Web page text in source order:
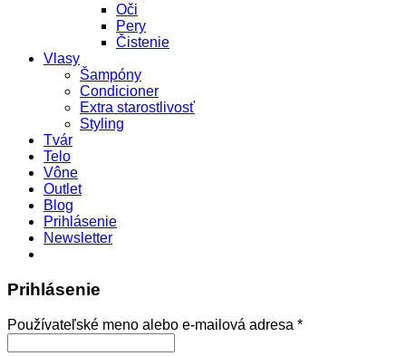
Oči
Pery
Čistenie
Vlasy
Šampóny
Condicioner
Extra starostlivosť
Styling
Tvár
Telo
Vône
Outlet
Blog
Prihlásenie
Newsletter
Prihlásenie
Používateľské meno alebo e-mailová adresa *Povinné